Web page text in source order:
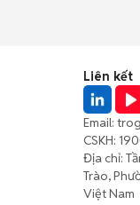
Liên kết
Email:
CSKH:
Địa chỉ:
Trào,
Việt Nam